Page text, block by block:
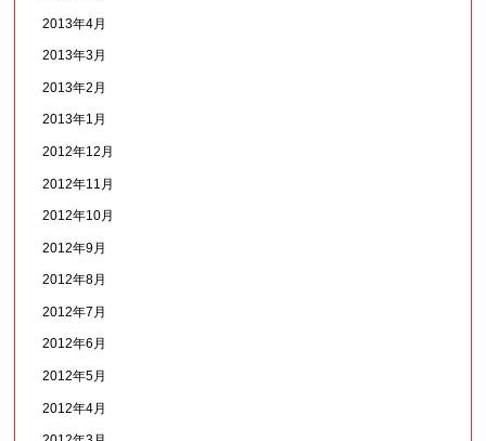
2013年4月
2013年3月
2013年2月
2013年1月
2012年12月
2012年11月
2012年10月
2012年9月
2012年8月
2012年7月
2012年6月
2012年5月
2012年4月